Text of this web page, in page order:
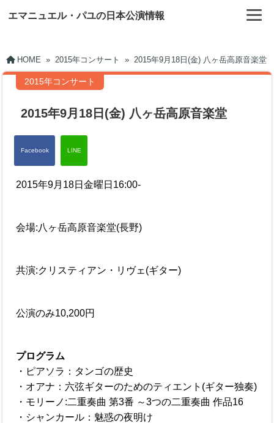
エマニュエル・パユの日本公演情報
HOME » 2015年コンサート » 2015年9月18日(金) 八ヶ岳高原音楽堂
2015年コンサート
2015年9月18日(金) 八ヶ岳高原音楽堂
2015年9月18日金曜日16:00-
会場:八ヶ岳高原音楽堂(長野)
共演:クリスティアン・リヴェ(ギター)
公演のみ10,200円
プログラム
・ピアソラ：タンゴの歴史
・オアナ：六弦ギターのためのティエント(ギター独奏)
・モリーノ:二重奏曲 第3番 ～3つの二重奏曲 作品16
・シャンカール：魅惑の夜明け